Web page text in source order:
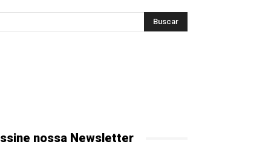
nossa Newsletter